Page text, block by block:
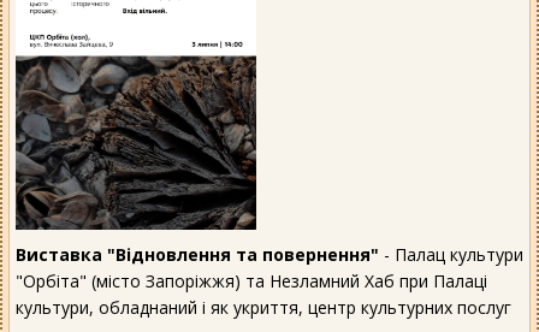
Виставка "Відновлення та повернення" - Палац культури
"Орбіта" (місто Запоріжжя) та Незламний Хаб при Палаці
культури, обладнаний і як укриття, центр культурних послуг